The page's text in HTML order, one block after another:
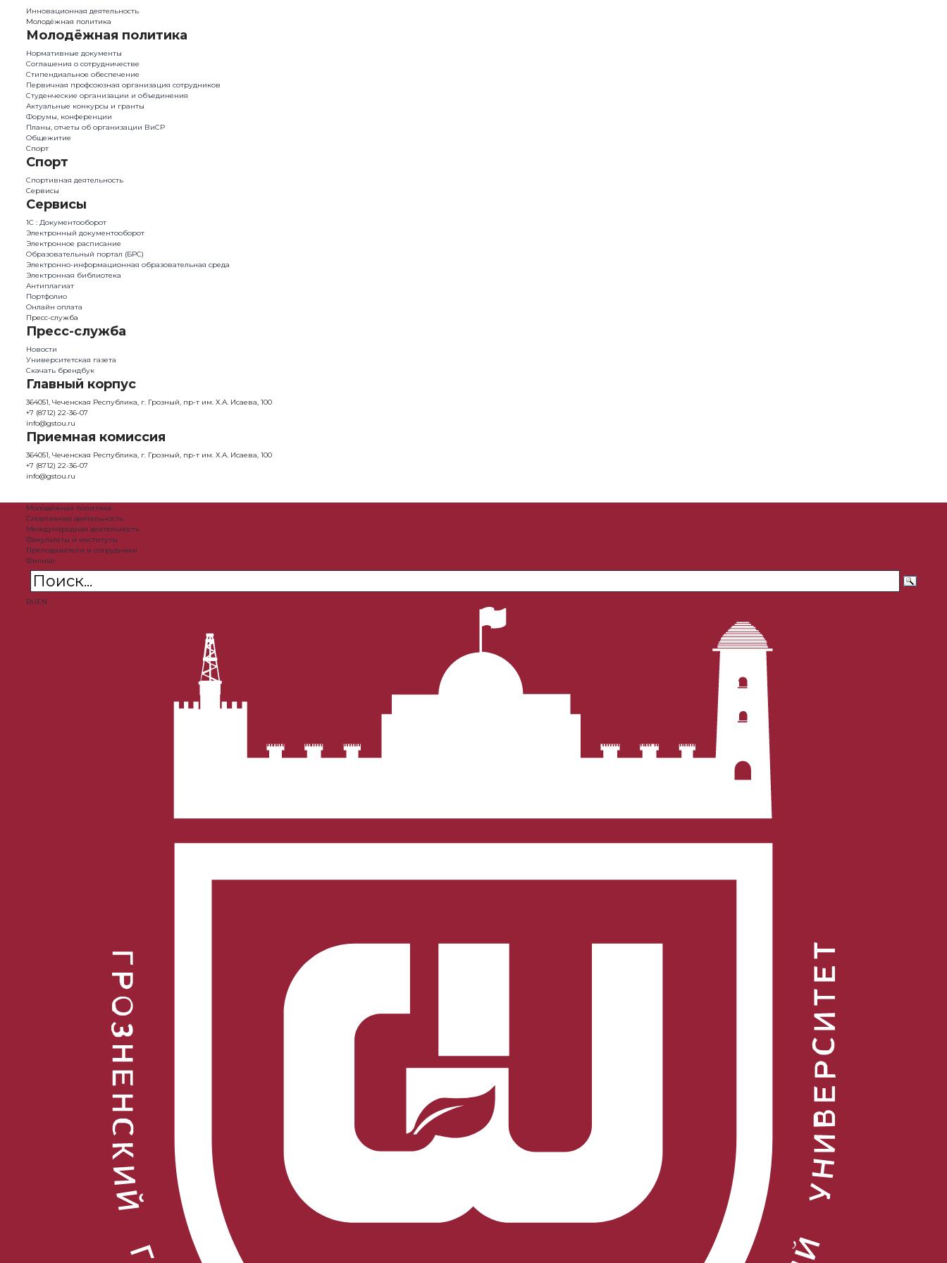
Инновационная деятельность
Молодёжная политика
Молодёжная политика
Нормативные документы
Соглашения о сотрудничестве
Стипендиальное обеспечение
Первичная профсоюзная организация сотрудников
Студенческие организации и объединения
Актуальные конкурсы и гранты
Форумы, конференции
Планы, отчеты об организации ВиСР
Общежитие
Спорт
Спорт
Спортивная деятельность
Сервисы
Сервисы
1С : Документооборот
Электронный документооборот
Электронное расписание
Образовательный портал (БРС)
Электронно-информационная образовательная среда
Электронная библиотека
Антиплагиат
Портфолио
Онлайн оплата
Пресс-служба
Пресс-служба
Новости
Университетская газета
Скачать брендбук
Главный корпус
364051, Чеченская Республика, г. Грозный, пр-т им. Х.А. Исаева, 100
+7 (8712) 22-36-07
info@gstou.ru
Приемная комиссия
364051, Чеченская Республика, г. Грозный, пр-т им. Х.А. Исаева, 100
+7 (8712) 22-36-07
info@gstou.ru
Молодёжная политика
Спортивная деятельность
Международная деятельность
Факультеты и институты
Преподаватели и сотрудники
Филиал
RUEN